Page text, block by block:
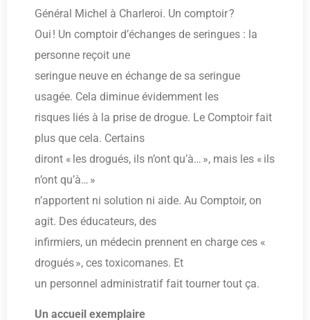
Général Michel à Charleroi. Un comptoir ?
Oui ! Un comptoir d’échanges de seringues : la
personne reçoit une
seringue neuve en échange de sa seringue
usagée. Cela diminue évidemment les
risques liés à la prise de drogue. Le Comptoir fait
plus que cela. Certains
diront « les drogués, ils n’ont qu’à… », mais les « ils
n’ont qu’à… »
n’apportent ni solution ni aide. Au Comptoir, on
agit. Des éducateurs, des
infirmiers, un médecin prennent en charge ces «
drogués », ces toxicomanes. Et
un personnel administratif fait tourner tout ça.
Un accueil exemplaire